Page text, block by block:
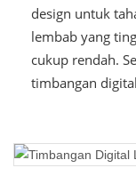
design untuk
lembab yang
cukup rendah.
timbangan